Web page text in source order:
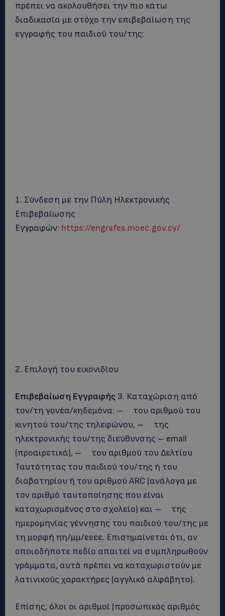
πρέπει να ακολουθήσει την πιο κάτω
διαδικασία με στόχο την επιβεβαίωση της
εγγραφής του παιδιού του/της:
1. Σύνδεση με την Πύλη Ηλεκτρονικής
Επιβεβαίωσης
Εγγραφών: https://engrafes.moec.gov.cy/
2. Επιλογή του εικονιδίου
Επιβεβαίωση Εγγραφής 3. Καταχώριση από
τον/τη γονέα/κηδεμόνα: – του αριθμού του
κινητού του/της τηλεφώνου, – της
ηλεκτρονικής του/της διεύθυνσης – email
(προαιρετικά), – του αριθμού του Δελτίου
Ταυτότητας του παιδιού του/της ή του
διαβατηρίου ή του αριθμού ARC (ανάλογα με
τον αριθμό ταυτοποίησης που είναι
καταχωρισμένος στο σχολείο) και – της
ημερομηνίας γέννησης του παιδιού του/της με
τη μορφή ηη/μμ/εεεε. Επισημαίνεται ότι, αν
οποιοδήποτε πεδίο απαιτεί να συμπληρωθούν
γράμματα, αυτά πρέπει να καταχωριστούν με
λατινικούς χαρακτήρες (αγγλικό αλφάβητο).
Επίσης, όλοι οι αριθμοί (προσωπικός αριθμός